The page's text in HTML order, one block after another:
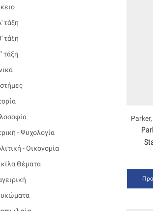
Parker
τάξη
τάξη
τάξη
- Ψυχολογία
- Οικονομία
Θέματα